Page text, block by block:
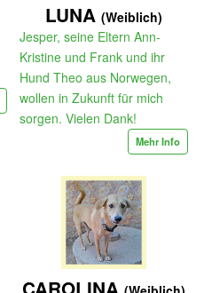
LUNA (Weiblich)
Jesper, seine Eltern Ann-
Kristine und Frank und ihr
Hund Theo aus Norwegen,
wollen in Zukunft für mich
sorgen. Vielen Dank!
Mehr Info